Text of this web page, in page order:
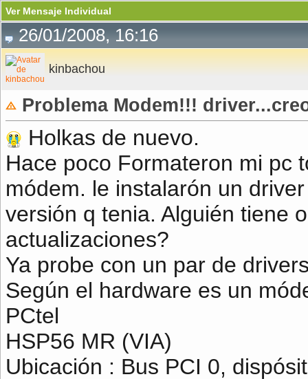
Ver Mensaje Individual
26/01/2008, 16:16
kinbachou
Problema Modem!!!
Holkas de nuevo.
Hace poco Formateron mi pc
módem. le instalarón un
versión q tenia. Alguién tiene
actualizaciones?
Ya probe con un par de
Según el hardware es un
PCtel
HSP56 MR (VIA)
Ubicación : Bus PCI 0,